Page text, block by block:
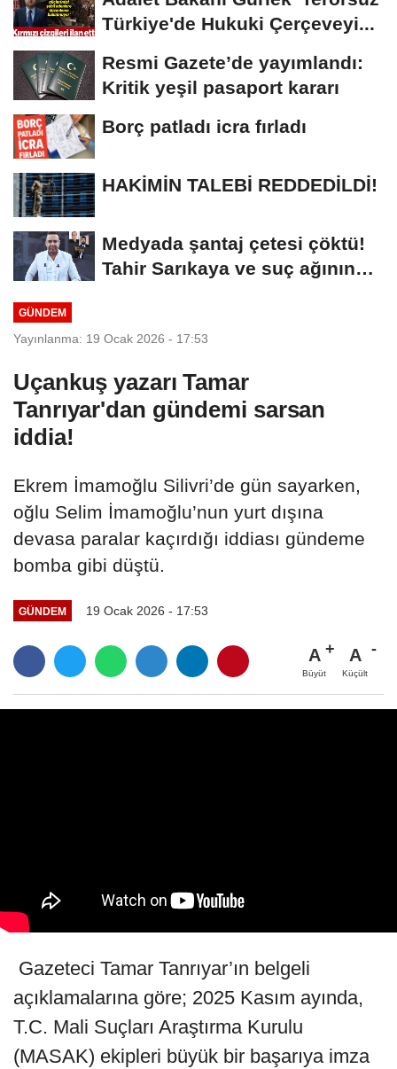
Türkiye'de Hukuki Çerçeveyi...
Resmi Gazete’de yayımlandı:
Kritik yeşil pasaport kararı
Borç patladı icra fırladı
HAKİMİN TALEBİ REDDEDİLDİ!
Medyada şantaj çetesi çöktü!
Tahir Sarıkaya ve suç ağının
GÜNDEM
Yayınlanma: 19 Ocak 2026 - 17:53
Uçankuş yazarı Tamar
Tanrıyar'dan gündemi sarsan
iddia!
Ekrem İmamoğlu Silivri’de gün sayarken,
oğlu Selim İmamoğlu’nun yurt dışına
devasa paralar kaçırdığı iddiası gündeme
bomba gibi düştü.
GÜNDEM 19 Ocak 2026 - 17:53
A
Büyüt
A
Küçült
Gazeteci Tamar Tanrıyar’ın belgeli
açıklamalarına göre; 2025 Kasım ayında,
T.C. Mali Suçları Araştırma Kurulu
(MASAK) ekipleri büyük bir başarıya imza